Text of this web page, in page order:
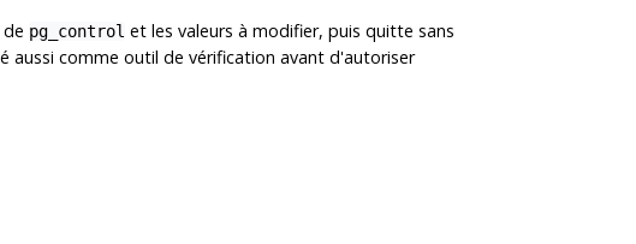
pg_control et les valeurs à modifier, puis quitte sans
aussi comme outil de vérification avant d'autoriser